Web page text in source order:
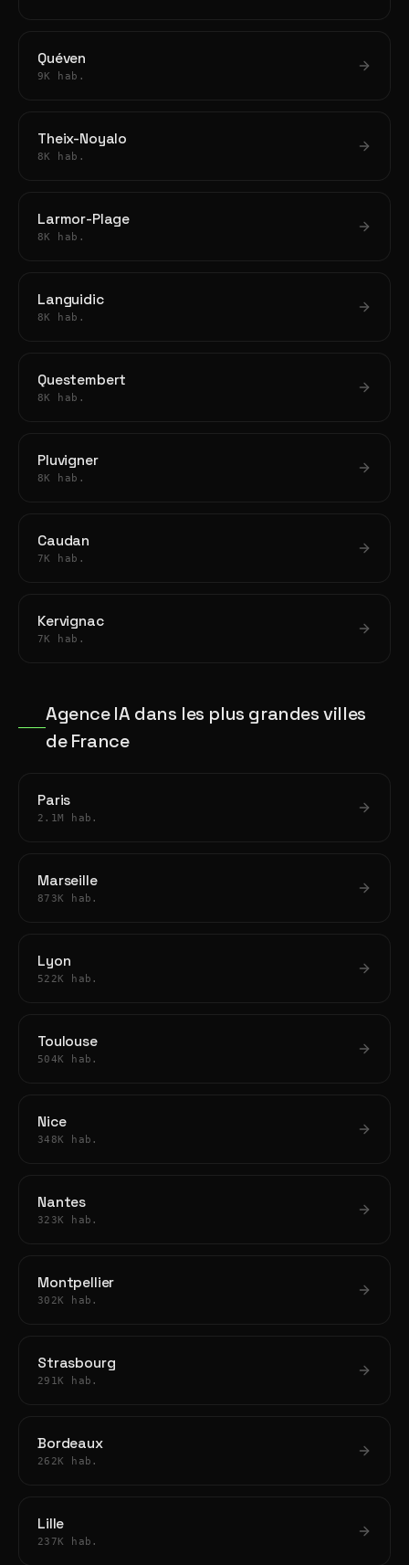
Quéven
9K hab.
Theix-Noyalo
8K hab.
Larmor-Plage
8K hab.
Languidic
8K hab.
Questembert
8K hab.
Pluvigner
8K hab.
Caudan
7K hab.
Kervignac
7K hab.
Agence IA dans les plus grandes villes
de France
Paris
2.1M hab.
Marseille
873K hab.
Lyon
522K hab.
Toulouse
504K hab.
Nice
348K hab.
Nantes
323K hab.
Montpellier
302K hab.
Strasbourg
291K hab.
Bordeaux
262K hab.
Lille
237K hab.